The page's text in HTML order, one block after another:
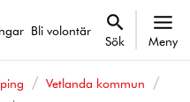
Bli volontär
Sök Meny
Vetlanda kommun